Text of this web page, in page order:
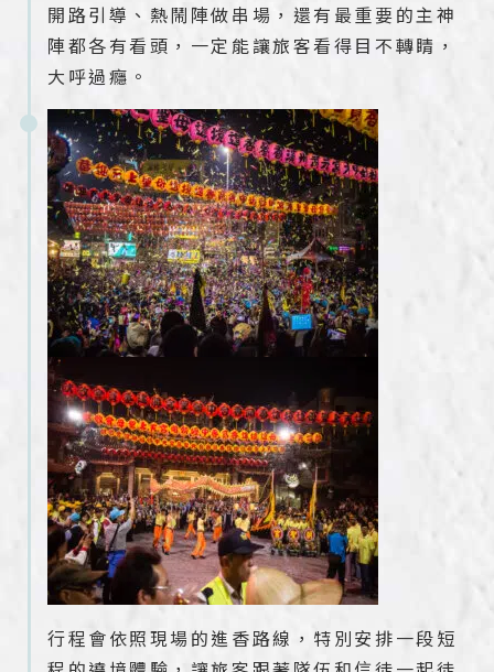
開路引導、熱鬧陣做串場，還有最重要的主神
陣都各有看頭，一定能讓旅客看得目不轉睛，
大呼過癮。
行程會依照現場的進香路線，特別安排一段短